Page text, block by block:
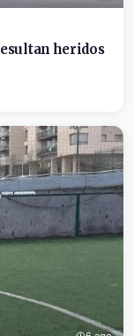
heridos